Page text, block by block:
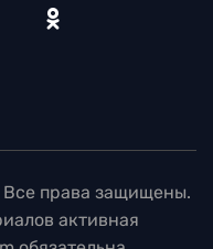
права защищены.
активная